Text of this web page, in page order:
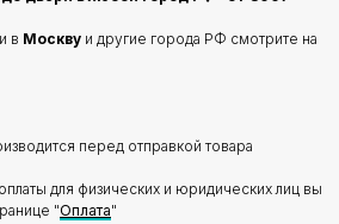
в Москву и другие города РФ смотрите на
перед отправкой товара
для физических и юридических лиц вы
"Оплата"